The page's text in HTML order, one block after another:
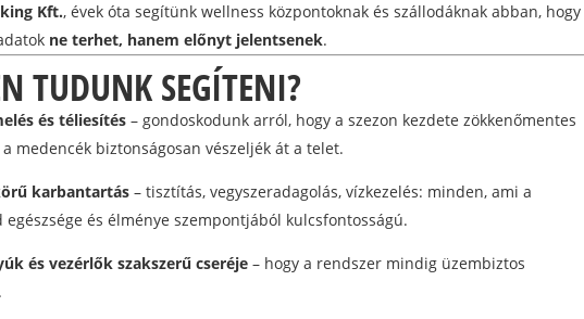
Kft., évek óta segítünk wellness központoknak és szállodáknak abban, hogy
ne terhet, hanem előnyt jelentsenek.
TUDUNK SEGÍTENI?
és téliesítés – gondoskodunk arról, hogy a szezon kezdete zökkenőmentes
a medencék biztonságosan vészeljék át a telet.
karbantartás – tisztítás, vegyszeradagolás, vízkezelés: minden, ami a
egészsége és élménye szempontjából kulcsfontosságú.
és vezérlők szakszerű cseréje – hogy a rendszer mindig üzembiztos